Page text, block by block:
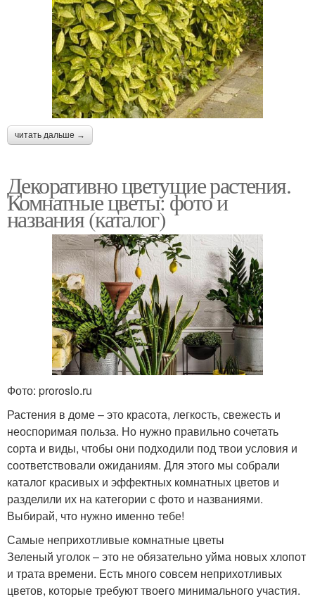
читать дальше →
Декоративно цветущие растения.
Комнатные цветы: фото и
названия (каталог)
Фото: proroslo.ru
Растения в доме – это красота, легкость, свежесть и
неоспоримая польза. Но нужно правильно сочетать
сорта и виды, чтобы они подходили под твои условия и
соответствовали ожиданиям. Для этого мы собрали
каталог красивых и эффектных комнатных цветов и
разделили их на категории с фото и названиями.
Выбирай, что нужно именно тебе!
Самые неприхотливые комнатные цветы
Зеленый уголок – это не обязательно уйма новых хлопот
и трата времени. Есть много совсем неприхотливых
цветов, которые требуют твоего минимального участия.